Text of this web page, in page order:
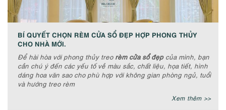
BÍ QUYẾT CHỌN RÈM CỬA SỔ ĐẸP HỢP PHONG THỦY
CHO NHÀ MỚI.
Để hài hòa với phong thủy treo rèm cửa sổ đẹpcủa mình, bạn
cần chú ý đến các yếu tố về màu sắc, chất liệu, họa tiết, hình
dáng hoa văn sao cho phù hợp với không gian phòng ngủ, tuổi
và hướng treo rèm
Xem thêm >>